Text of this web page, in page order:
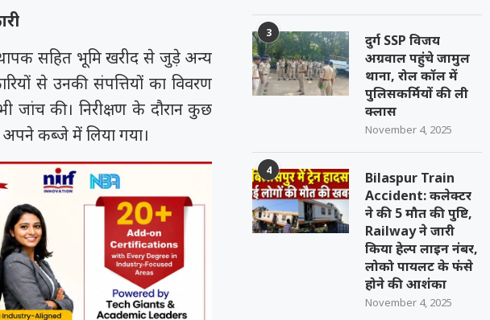
सहित भूमि खरीद से जुड़े अन्य
से उनकी संपत्तियों का विवरण
जांच की। निरीक्षण के दौरान कुछ
कब्जे में लिया गया।
3
दुर्ग SSP विजय
अग्रवाल पहुंचे जामुल
थाना, रोल कॉल में
पुलिसकर्मियों की ली
क्लास
November 4, 2025
4
Bilaspur Train
Accident: कलेक्टर
ने की 5 मौत की पुष्टि,
Railway ने जारी
किया हेल्प लाइन नंबर,
लोको पायलट के फंसे
होने की आशंका
November 4, 2025